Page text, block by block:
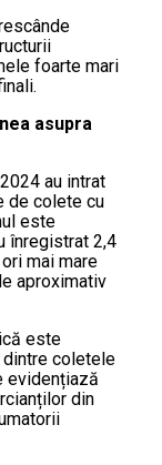
foarte mari
asupra
au intrat
de colete cu
este
înregistrat 2,4
mai mare
aproximativ
este
dintre coletele
evidențiază
din